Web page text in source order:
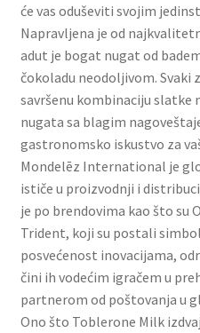
Pokloni za 8. mart
Pokloni za Dan
Pokloni za devojku
Login
My account
Naši partneri
Newsletter
će vas oduševiti svojim
Napravljena je od
adut je bogat nugat od
čokoladu neodoljivom. Svaki
savršenu kombinaciju slatke
nugata sa blagim
gastronomsko iskustvo za
Mondelēz International je
ističe u proizvodnji i
je po brendovima kao što su
Trident, koji su postali
posvećenost inovacijama,
čini ih vodećim igračem u
partnerom od poštovanja u
Ono što Toblerone Milk